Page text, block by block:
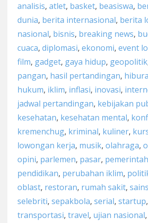
analisis, atlet, basket, beasiswa,
dunia, berita internasional, berita
nasional, bisnis, breaking news,
cuaca, diplomasi, ekonomi, event
film, gadget, gaya hidup, geopolitik
pangan, hasil pertandingan,
hukum, iklim, inflasi, inovasi,
jadwal pertandingan, kebijakan
kesehatan, kesehatan mental,
kremenchug, kriminal, kuliner,
lowongan kerja, musik, olahraga,
opini, parlemen, pasar,
pendidikan, perubahan iklim,
oblast, restoran, rumah sakit, sains
selebriti, sepakbola, serial, startup,
transportasi, travel, ujian nasional,